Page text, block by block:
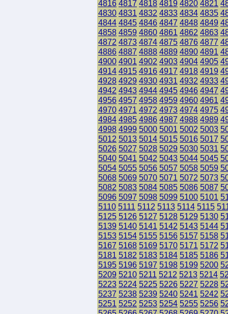
4816 4817 4818 4819 4820 4821
4830 4831 4832 4833 4834 4835
4844 4845 4846 4847 4848 4849
4858 4859 4860 4861 4862 4863
4872 4873 4874 4875 4876 4877
4886 4887 4888 4889 4890 4891
4900 4901 4902 4903 4904 4905
4914 4915 4916 4917 4918 4919
4928 4929 4930 4931 4932 4933
4942 4943 4944 4945 4946 4947
4956 4957 4958 4959 4960 4961
4970 4971 4972 4973 4974 4975
4984 4985 4986 4987 4988 4989
4998 4999 5000 5001 5002 5003
5012 5013 5014 5015 5016 5017
5026 5027 5028 5029 5030 5031
5040 5041 5042 5043 5044 5045
5054 5055 5056 5057 5058 5059
5068 5069 5070 5071 5072 5073
5082 5083 5084 5085 5086 5087
5096 5097 5098 5099 5100 5101
5110 5111 5112 5113 5114 5115
5125 5126 5127 5128 5129 5130
5139 5140 5141 5142 5143 5144
5153 5154 5155 5156 5157 5158
5167 5168 5169 5170 5171 5172
5181 5182 5183 5184 5185 5186
5195 5196 5197 5198 5199 5200
5209 5210 5211 5212 5213 5214
5223 5224 5225 5226 5227 5228
5237 5238 5239 5240 5241 5242
5251 5252 5253 5254 5255 5256